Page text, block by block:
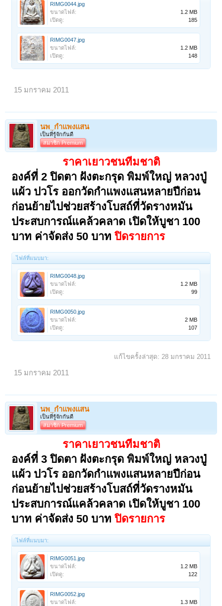
RIMG0044.jpg
ขนาดไฟล์:
1.2 MB
เปิดดู:
185
RIMG0047.jpg
ขนาดไฟล์:
1.2 MB
เปิดดู:
148
15 มกราคม 2011
นพ_กำแพงแสน
เป็นที่รู้จักกันดี
สมาชิก Premium
ราคาเยาวชนทีมชาติ
องค์ที่ 2 ปิดตา ฝังตะกรุด พิมพ์ใหญ่ หลวงปู่
แผ้ว ปวโร ออกวัดกำแพงแสนหลายปีก่อน
ก่อนย้ายไปช่วยสร้างโบสถ์ที่วัดรางหมัน
ประสบการณ์แคล้วคลาด เปิดให้บูชา 100
บาท ค่าจัดส่ง 50 บาทปิดรายการ
ไฟล์ที่แนบมา:
RIMG0048.jpg
ขนาดไฟล์:
1.2 MB
เปิดดู:
99
RIMG0050.jpg
ขนาดไฟล์:
2 MB
เปิดดู:
107
แก้ไขครั้งล่าสุด: 28 มกราคม 2011
15 มกราคม 2011
นพ_กำแพงแสน
เป็นที่รู้จักกันดี
สมาชิก Premium
ราคาเยาวชนทีมชาติ
องค์ที่ 3 ปิดตา ฝังตะกรุด พิมพ์ใหญ่ หลวงปู่
แผ้ว ปวโร ออกวัดกำแพงแสนหลายปีก่อน
ก่อนย้ายไปช่วยสร้างโบสถ์ที่วัดรางหมัน
ประสบการณ์แคล้วคลาด เปิดให้บูชา 100
บาท ค่าจัดส่ง 50 บาท ปิดรายการ
ไฟล์ที่แนบมา:
RIMG0051.jpg
ขนาดไฟล์:
1.2 MB
เปิดดู:
122
RIMG0052.jpg
ขนาดไฟล์:
1.3 MB